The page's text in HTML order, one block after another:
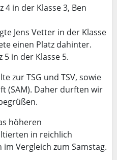
4 in der Klasse 3, Ben
Jens Vetter in der Klasse
einen Platz dahinter.
in der Klasse 5.
zur TSG und TSV, sowie
(SAM). Daher durften wir
höheren
in reichlich
Vergleich zum Samstag.